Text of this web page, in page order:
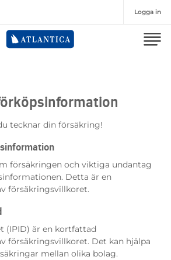
Logga in
tecknar din försäkring!
försäkringen och viktiga undantag
Detta är en
försäkringsvillkoret.
(IPID) är en kortfattad
försäkringsvillkoret. Det kan hjälpa
mellan olika bolag.